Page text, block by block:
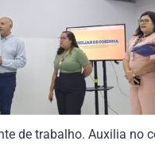
de trabalho. Auxilia no